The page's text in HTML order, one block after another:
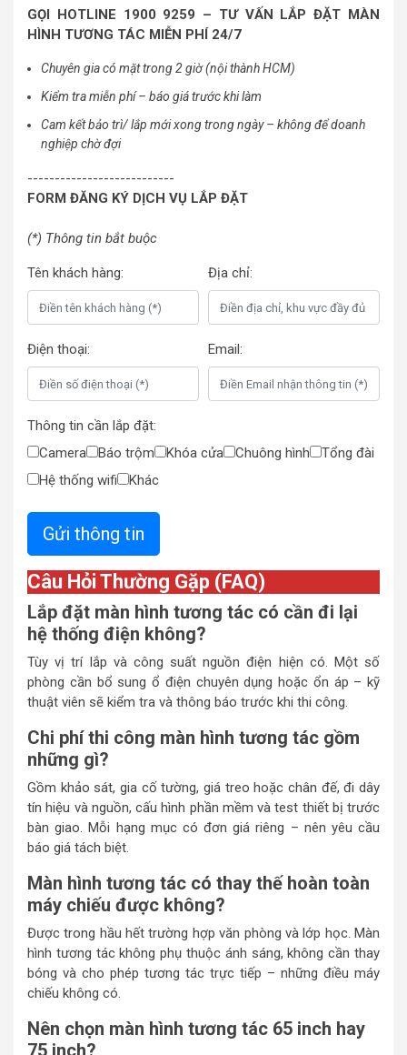
GỌI HOTLINE 1900 9259 – TƯ VẤN LẮP ĐẶT MÀN
HÌNH TƯƠNG TÁC MIỄN PHÍ 24/7
Chuyên gia có mặt trong 2 giờ (nội thành HCM)
Kiểm tra miễn phí – báo giá trước khi làm
Cam kết bảo trì/ lắp mới xong trong ngày – không để doanh
nghiệp chờ đợi
---------------------------
FORM ĐĂNG KÝ DỊCH VỤ LẮP ĐẶT
(*) Thông tin bắt buộc
Tên khách hàng: Địa chỉ:
Điện thoại: Email:
Thông tin cần lắp đặt:
Camera
Báo trộm Khóa cửa Chuông hình
Tổng đài
Hệ thống wifi
Khác
Câu Hỏi Thường Gặp (FAQ)
Lắp đặt màn hình tương tác có cần đi lại
hệ thống điện không?
Tùy vị trí lắp và công suất nguồn điện hiện có. Một số
phòng cần bổ sung ổ điện chuyên dụng hoặc ổn áp – kỹ
thuật viên sẽ kiểm tra và thông báo trước khi thi công.
Chi phí thi công màn hình tương tác gồm
những gì?
Gồm khảo sát, gia cố tường, giá treo hoặc chân đế, đi dây
tín hiệu và nguồn, cấu hình phần mềm và test thiết bị trước
bàn giao. Mỗi hạng mục có đơn giá riêng – nên yêu cầu
báo giá tách biệt.
Màn hình tương tác có thay thế hoàn toàn
máy chiếu được không?
Được trong hầu hết trường hợp văn phòng và lớp học. Màn
hình tương tác không phụ thuộc ánh sáng, không cần thay
bóng và cho phép tương tác trực tiếp – những điều máy
chiếu không có.
Nên chọn màn hình tương tác 65 inch hay
75 inch?